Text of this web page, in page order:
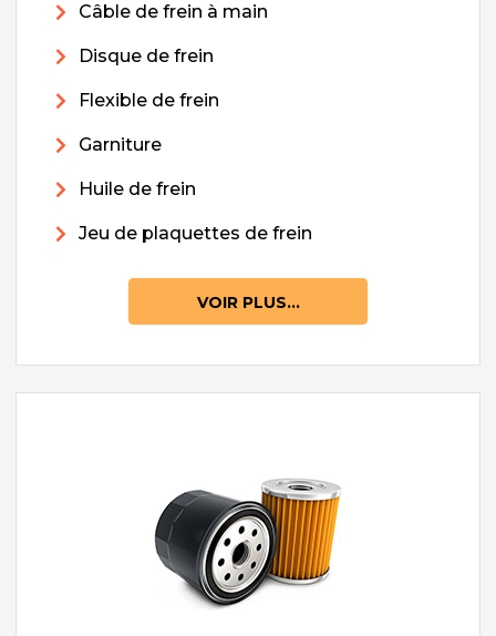
Câble de frein à main
Disque de frein
Flexible de frein
Garniture
Huile de frein
Jeu de plaquettes de frein
VOIR PLUS...